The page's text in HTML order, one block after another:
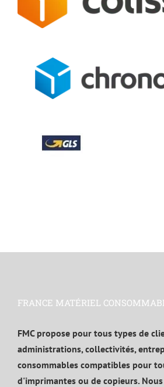
FRANCE MATÉRIEL
FMC propose pour tous types de
administrations, collectivités,
consommables compatibles pour
d'imprimantes ou de copieurs.